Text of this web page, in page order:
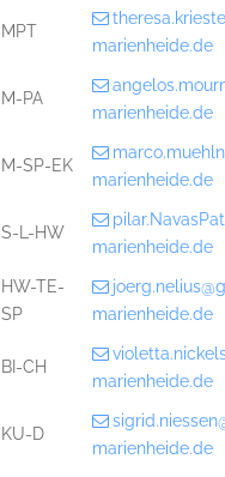
MPT
marienheide.de
M-PA
marienheide.de
M-SP-EK
marienheide.de
S-L-HW
marienheide.de
HW-TE-
SP
marienheide.de
BI-CH
marienheide.de
KU-D
marienheide.de